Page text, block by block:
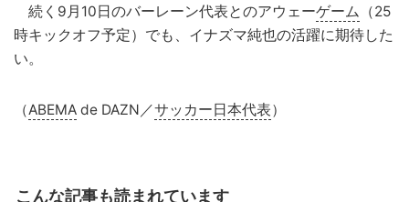
続く9月10日のバーレーン代表とのアウェーゲーム （25
時キックオフ予定）でも、イナズマ純也の活躍に期待した
い。
（ABEMA de DAZN／サッカー日本代表）
こんな記事も読まれています